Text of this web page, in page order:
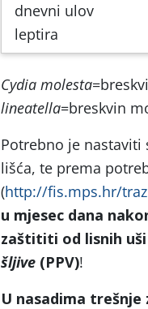
dnevni ulov
leptira
Cydia molesta
lineatella=breskvin
Potrebno je nastaviti
lišća, te prema
(http://fis.mps.hr/
u mjesec dana
zaštititi od lisnih
šljive (PPV)!
U nasadima